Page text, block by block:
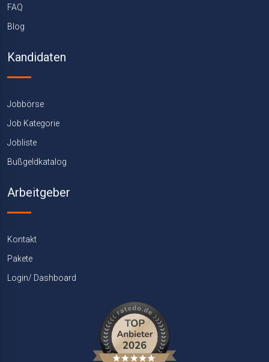
FAQ
Blog
Kandidaten
Jobbörse
Job Kategorie
Jobliste
Bußgeldkatalog
Arbeitgeber
Kontakt
Pakete
Login/ Dashboard